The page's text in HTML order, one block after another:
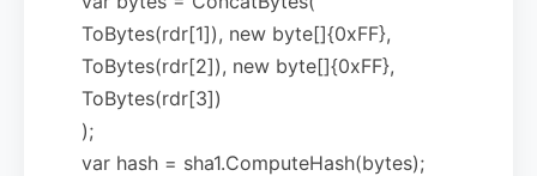
ToBytes(rdr[1]), new byte[]{0xFF},
ToBytes(rdr[2]), new byte[]{0xFF},
ToBytes(rdr[3])
);
var hash = sha1.ComputeHash(bytes);